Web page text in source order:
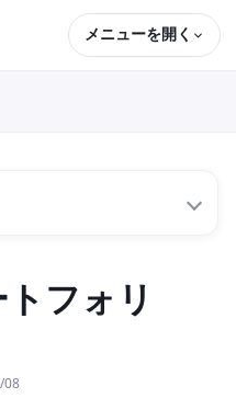
メニューを開く
フォリ
08